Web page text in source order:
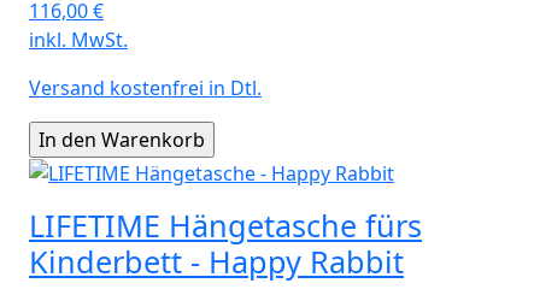
116,00€
inkl. MwSt.
Versand kostenfrei in Dtl.
LIFETIME Hängetasche fürs
Kinderbett - Happy Rabbit